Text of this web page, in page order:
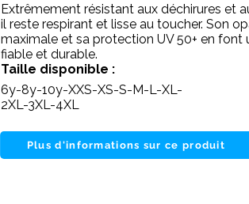
Extrêmement résistant aux déchirures et
il reste respirant et lisse au toucher. Son
maximale et sa protection UV 50+ en font
fiable et durable.
Taille disponible :
6y-8y-10y-XXS-XS-S-M-L-XL-
2XL-3XL-4XL
Plus d'informations sur ce produit